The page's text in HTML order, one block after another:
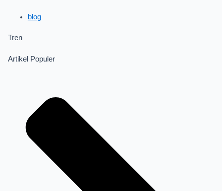
blog
Tren
Artikel Populer